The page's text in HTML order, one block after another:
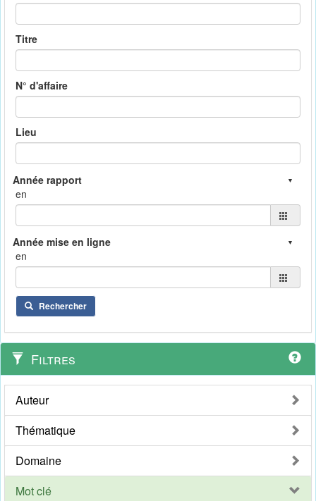
Titre
N° d'affaire
Lieu
en
en
Rechercher
Filtres
Auteur
Thématique
Domaine
Mot clé